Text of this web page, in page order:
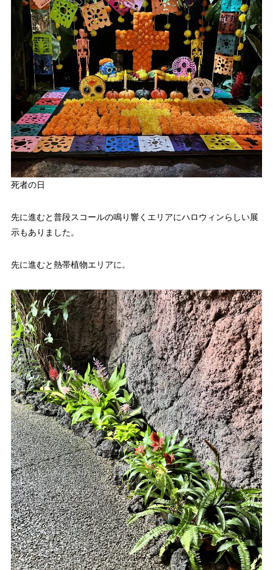
死者の日
先に進むと普段スコールの鳴り響くエリアにハロウィンらしい展
示もありました。
先に進むと熱帯植物エリアに。